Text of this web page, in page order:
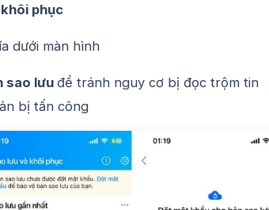
phục
dưới màn hình
sao lưuđể tránh nguy cơ bị đọc trộm tin
bị tấn công